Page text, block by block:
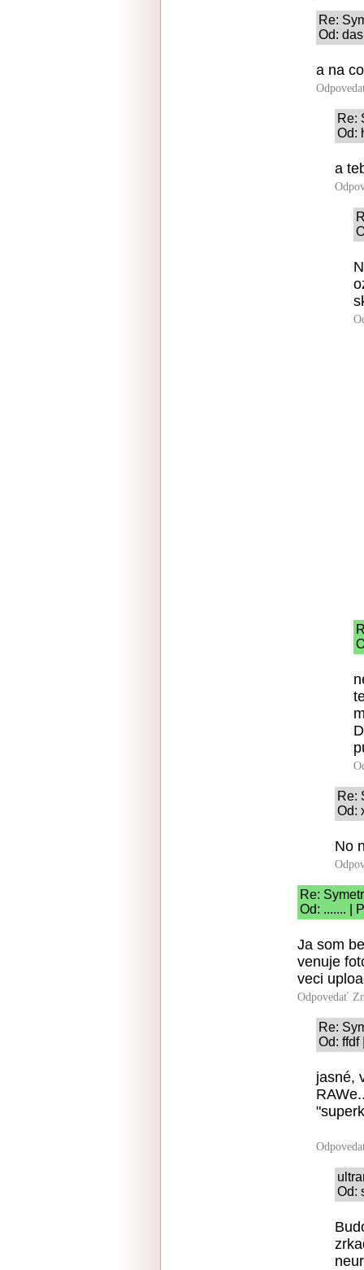
Re:
Od:
a na
Re:
Od:
a
Re:
Od:
No
Re:
Od: ....... |
Ja som
venuje
veci
Odpovedať
Re:
Od: ffdf
jasné,
Od: